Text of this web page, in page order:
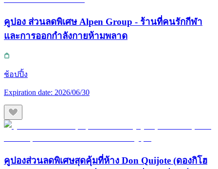
คูปอง ส่วนลดพิเศษ Alpen Group - ร้านที่คนรักกีฬา
และการออกกำลังกายห้ามพลาด
ช้อปปิ้ง
Expiration date: 2026/06/30
คูปองส่วนลดพิเศษสุดคุ้มที่ห้าง Don Quijote (ดองกิโฮ